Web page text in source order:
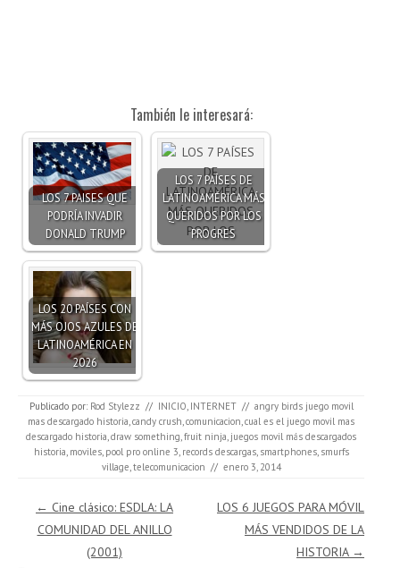
También le interesará:
LOS 7 PAISES QUE
PODRÍA INVADIR
DONALD TRUMP
LOS 7 PAÍSES DE
LATINOAMÉRICA MÁS
QUERIDOS POR LOS
PROGRES
LOS 20 PAÍSES CON
MÁS OJOS AZULES DE
LATINOAMÉRICA EN
2026
Publicado por: Rod Stylezz // INICIO, INTERNET // angry birds juego movil
mas descargado historia,candy crush,comunicacion,cual es el juego movil mas
descargado historia,draw something,fruit ninja, juegos movil más descargados
historia, moviles, pool pro online 3, records descargas, smartphones, smurfs
village,telecomunicacion // enero 3, 2014
Navegación de entradas
← Cine clásico: ESDLA: LA
COMUNIDAD DEL ANILLO
(2001)
LOS 6 JUEGOS PARA MÓVIL
MÁS VENDIDOS DE LA
HISTORIA →